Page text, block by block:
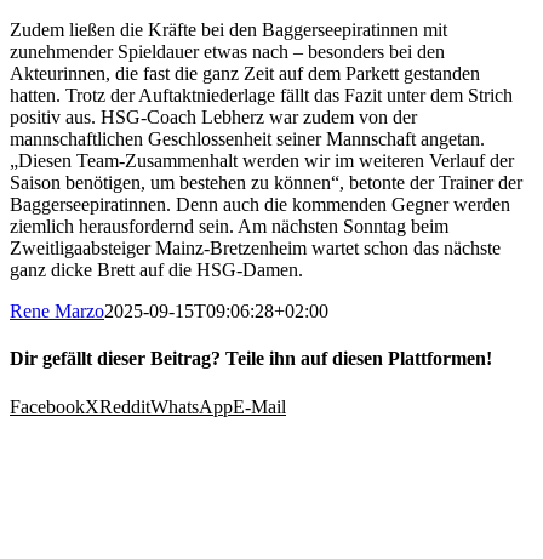
Zudem ließen die Kräfte bei den Baggerseepiratinnen mit
zunehmender Spieldauer etwas nach – besonders bei den
Akteurinnen, die fast die ganz Zeit auf dem Parkett gestanden
hatten. Trotz der Auftaktniederlage fällt das Fazit unter dem Strich
positiv aus. HSG-Coach Lebherz war zudem von der
mannschaftlichen Geschlossenheit seiner Mannschaft angetan.
„Diesen Team-Zusammenhalt werden wir im weiteren Verlauf der
Saison benötigen, um bestehen zu können“, betonte der Trainer der
Baggerseepiratinnen. Denn auch die kommenden Gegner werden
ziemlich herausfordernd sein. Am nächsten Sonntag beim
Zweitligaabsteiger Mainz-Bretzenheim wartet schon das nächste
ganz dicke Brett auf die HSG-Damen.
Rene Marzo2025-09-15T09:06:28+02:00
Dir gefällt dieser Beitrag? Teile ihn auf diesen Plattformen!
FacebookXRedditWhatsAppE-Mail